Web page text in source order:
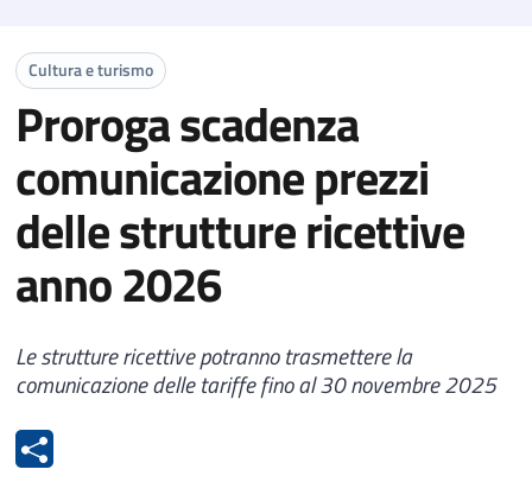
Cultura e turismo
Proroga scadenza
comunicazione prezzi
delle strutture ricettive
anno 2026
Le strutture ricettive potranno trasmettere la
comunicazione delle tariffe fino al 30 novembre 2025